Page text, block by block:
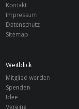
Kontakt
Impressum
Datenschutz
Sitemap
Weitblick
Mitglied werden
Spenden
Idee
Vereine